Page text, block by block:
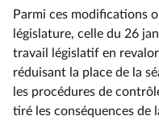
Parmi ces modifications
législature, celle du 26
travail législatif en
réduisant la place de la
les procédures de
tiré les conséquences